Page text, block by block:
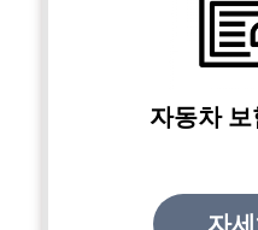
자동차
자